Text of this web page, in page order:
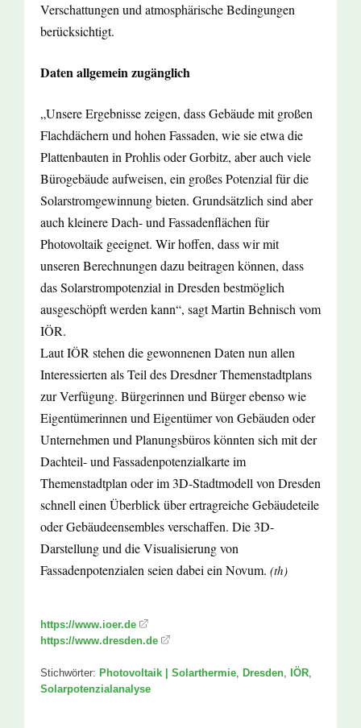
Verschattungen und atmosphärische Bedingungen
berücksichtigt.
Daten allgemein zugänglich
„Unsere Ergebnisse zeigen, dass Gebäude mit großen
Flachdächern und hohen Fassaden, wie sie etwa die
Plattenbauten in Prohlis oder Gorbitz, aber auch viele
Bürogebäude aufweisen, ein großes Potenzial für die
Solarstromgewinnung bieten. Grundsätzlich sind aber
auch kleinere Dach- und Fassadenflächen für
Photovoltaik geeignet. Wir hoffen, dass wir mit
unseren Berechnungen dazu beitragen können, dass
das Solarstrompotenzial in Dresden bestmöglich
ausgeschöpft werden kann“, sagt Martin Behnisch vom
IÖR.
Laut IÖR stehen die gewonnenen Daten nun allen
Interessierten als Teil des Dresdner Themenstadtplans
zur Verfügung. Bürgerinnen und Bürger ebenso wie
Eigentümerinnen und Eigentümer von Gebäuden oder
Unternehmen und Planungsbüros könnten sich mit der
Dachteil- und Fassadenpotenzialkarte im
Themenstadtplan oder im 3D-Stadtmodell von Dresden
schnell einen Überblick über ertragreiche Gebäudeteile
oder Gebäudeensembles verschaffen. Die 3D-
Darstellung und die Visualisierung von
Fassadenpotenzialen seien dabei ein Novum. (th)
https://www.ioer.de
https://www.dresden.de
Stichwörter: Photovoltaik | Solarthermie, Dresden, IÖR,
Solarpotenzialanalyse